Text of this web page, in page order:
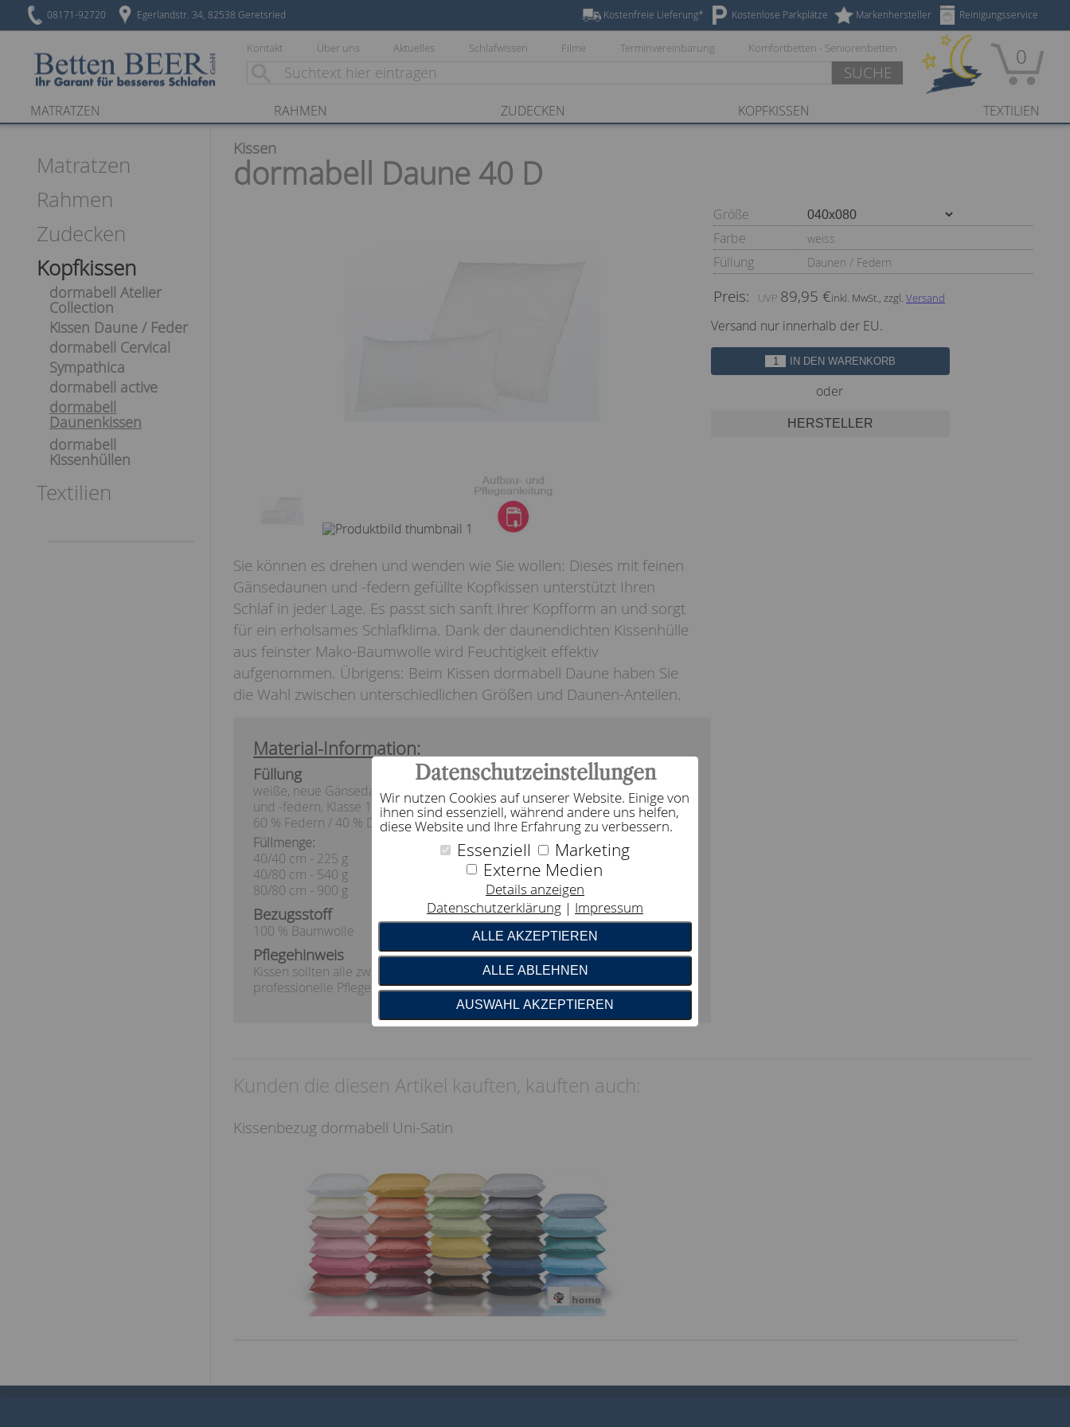
08171-92720 Egerlandstr. 34, 82538 Geretsried Reinigungsservice
Markenhersteller
Kostenlose Parkplätze
Kostenfreie Lieferung*
Kontakt Über uns Aktuelles Schlafwissen Filme Terminvereinbarung Komfortbetten - Seniorenbetten
SUCHE
0
MATRATZEN RAHMEN ZUDECKEN KOPFKISSEN TEXTILIEN
Matratzen
Rahmen
Zudecken
Kopfkissen
dormabell Atelier
Collection
Kissen Daune / Feder
dormabell Cervical
Sympathica
dormabell active
dormabell
Daunenkissen
dormabell
Kissenhüllen
Textilien
Kissen
dormabell Daune 40 D
Sie können es drehen und wenden wie Sie wollen: Dieses mit feinen
Gänsedaunen und -federn gefüllte Kopfkissen unterstützt Ihren
Schlaf in jeder Lage. Es passt sich sanft Ihrer Kopfform an und sorgt
für ein erholsames Schlafklima. Dank der daunendichten Kissenhülle
aus feinster Mako-Baumwolle wird Feuchtigkeit effektiv
aufgenommen. Übrigens: Beim Kissen dormabell Daune haben Sie
die Wahl zwischen unterschiedlichen Größen und Daunen-Anteilen.
Material-Information:
Füllung
weiße, neue Gänsedaunen
und -federn, Klasse 1
60 % Federn / 40 % Daunen
Füllmenge:
40/40 cm - 225 g
40/80 cm - 540 g
80/80 cm - 900 g
Bezugsstoff
100 % Baumwolle
Pflegehinweis
Kissen sollten alle zwei bis drei Jahre (oder je nach Bedarf) eine
professionelle Pflege bekommen.
Größe
Farbe
weiss
Füllung Daunen / Federn
Preis: 89,95 €inkl. MwSt., zzgl. Versand
Versand nur innerhalb der EU.
IN DEN WARENKORB
oder
HERSTELLER
Kunden die diesen Artikel kauften, kauften auch:
Kissenbezug dormabell Uni-Satin
Datenschutzeinstellungen
Wir nutzen Cookies auf unserer Website. Einige von
ihnen sind essenziell, während andere uns helfen,
diese Website und Ihre Erfahrung zu verbessern.
Essenziell
Marketing
Externe Medien
Details anzeigen
Datenschutzerklärung
Impressum
ALLE AKZEPTIEREN
ALLE ABLEHNEN
AUSWAHL AKZEPTIEREN